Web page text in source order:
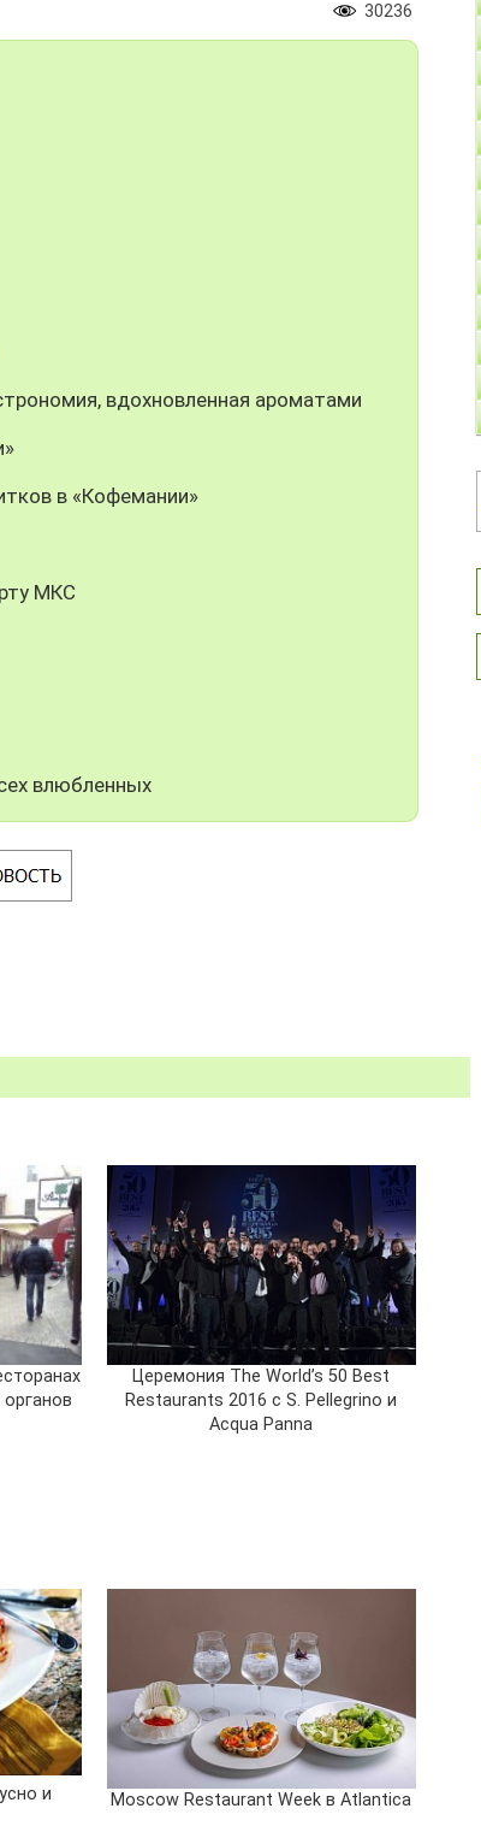
30236
вдохновленная ароматами
в «Кофемании»
МКС
влюбленных
Церемония The World’s 50 Best
Restaurants 2016 с S. Pellegrino и
Acqua Panna
и
Moscow Restaurant Week в Atlantica